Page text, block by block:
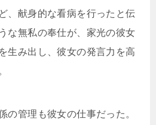
、献身的な看病を行ったと伝
な無私の奉仕が、家光の彼女
生み出し、彼女の発言力を高
の管理も彼女の仕事だった。